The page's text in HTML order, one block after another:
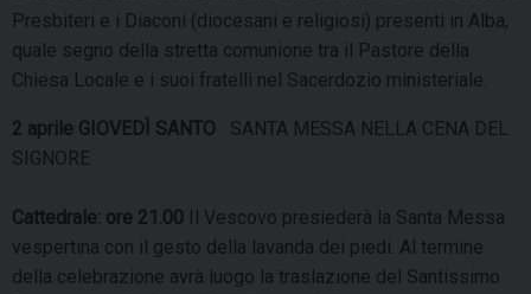
Presbiteri e i Diaconi (diocesani e religiosi) presenti in Alba,
quale segno della stretta comunione tra il Pastore della
Chiesa Locale e i suoi fratelli nel Sacerdozio ministeriale.
2 aprile GIOVEDÌ SANTO SANTA MESSA NELLA CENA DEL
SIGNORE
Cattedrale: ore 21.00 Il Vescovo presiederà la Santa Messa
vespertina con il gesto della lavanda dei piedi. Al termine
della celebrazione avrà luogo la traslazione del Santissimo